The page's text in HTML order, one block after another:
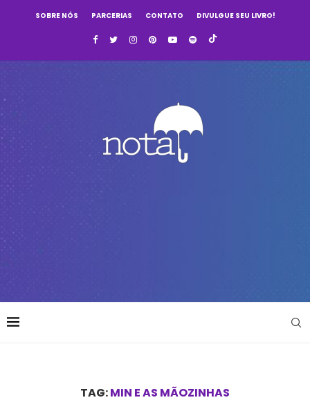
SOBRE NÓS PARCERIAS CONTATO DIVULGUE SEU LIVRO!
TAG:MIN E AS MÃOZINHAS